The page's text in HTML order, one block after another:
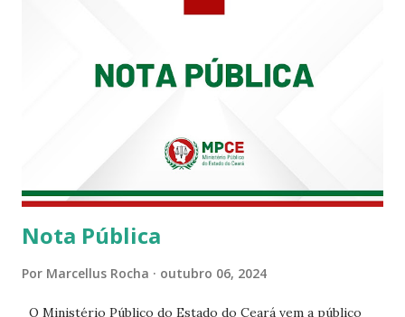
Nota Pública
Por Marcellus Rocha outubro 06, 2024
O Ministério Público do Estado do Ceará vem a público